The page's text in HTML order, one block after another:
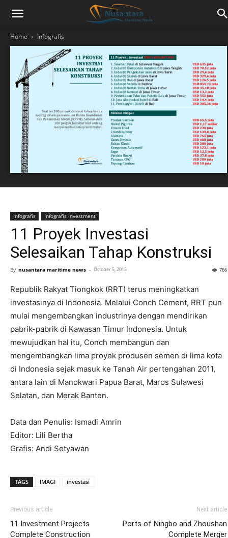
Home Infografis
Infografis Infografis Investment
11 Proyek Investasi
Selesaikan Tahap Konstruksi
By nusantara maritime news - October 5, 2015 766
Republik Rakyat Tiongkok (RRT) terus meningkatkan
investasinya di Indonesia. Melalui Conch Cement, RRT pun
mulai mengembangkan industrinya dengan mendirikan
pabrik-pabrik di Kawasan Timur Indonesia. Untuk
mewujudkan hal itu, Conch membangun dan
mengembangkan lima proyek produsen semen di lima kota
di Indonesia sejak masuk ke Tanah Air pertengahan 2011,
antara lain di Manokwari Papua Barat, Maros Sulawesi
Selatan, dan Merak Banten.
Data dan Penulis: Ismadi Amrin
Editor: Lili Bertha
Grafis: Andi Setyawan
TAGS IMAGI investasi
Previous article
11 Investment Projects
Complete Construction
Next article
Ports of Ningbo and Zhoushan
Complete Merger